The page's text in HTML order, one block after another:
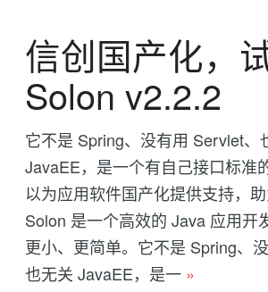
信创国产化，
Solon v2.2.2
它不是 Spring、没有用 Servlet、
JavaEE，是一个有自己接口标准
以为应用软件国产化提供支持，助
Solon 是一个高效的 Java 应用开
更小、更简单。它不是 Spring、没
也无关 JavaEE，是一 »